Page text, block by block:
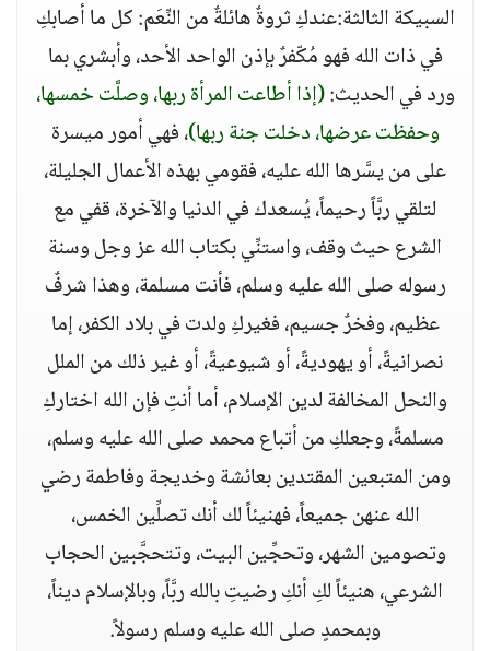
السبيكة الثالثة:عندكِ ثروةٌ هائلةٌ من النِّعَم: كل ما أصابكِ
في ذات الله فهو مُكّفرٌ بإذن الواحد الأحد، وأبشري بما
ورد في الحديث:(إذا أطاعت المرأة ربها، وصلَّت خمسها،
وحفظت عرضها، دخلت جنة ربها)، فهي أمور ميسرة
على من يسَّرها الله عليه، فقومي بهذه الأعمال الجليلة،
لتلقي ربَّاً رحيماً، يُسعدك في الدنيا والآخرة، قفي مع
الشرع حيث وقف، واستنِّي بكتاب الله عز وجل وسنة
رسوله صلى الله عليه وسلم، فأنت مسلمة، وهذا شرفٌ
عظيم، وفخرٌ جسيم، فغيركِ ولدت في بلاد الكفر، إما
نصرانيةً، أو يهوديةً، أو شيوعيةً، أو غير ذلك من الملل
والنحل المخالفة لدين الإسلام، أما أنتِ فإن الله اختاركِ
مسلمةً، وجعلكِ من أتباع محمد صلى الله عليه وسلم،
ومن المتبعين المقتدين بعائشة وخديجة وفاطمة رضي
الله عنهن جميعاً، فهنيئاً لك أنك تصلِّين الخمس،
وتصومين الشهر، وتحجِّين البيت، وتتحجَّبين الحجاب
الشرعي، هنيئاً لكِ أنكِ رضيتِ بالله ربَّاً، وبالإسلام ديناً،
وبمحمدٍ صلى الله عليه وسلم رسولاً.